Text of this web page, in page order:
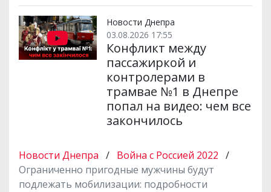
Новости Днепра
03.08.2026 17:55
Конфликт между
пассажиркой и
контролерами в
трамвае №1 в Днепре
попал на видео: чем все
закончилось
Новости Днепра / Война с Россией 2022 /
Ограниченно пригодные мужчины будут
подлежать мобилизации: подробности